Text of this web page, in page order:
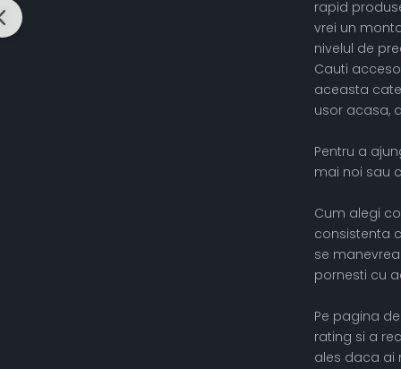
rapid
vrei un
nivelul de
Cauti
aceasta
usor acasa,
Pentru a
mai noi sau
Cum alegi
consistenta
se
pornesti cu
Pe pagina
rating si a
ales daca ai